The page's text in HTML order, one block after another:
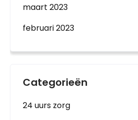
maart 2023
februari 2023
Categorieën
24 uurs zorg